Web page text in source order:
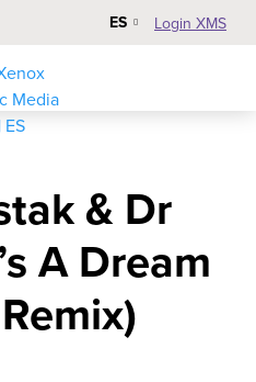
ES Login XMS
& Dr
A Dream